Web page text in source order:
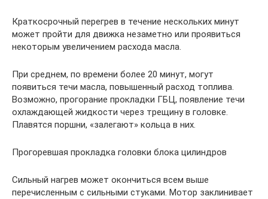
Краткосрочный перегрев в течение нескольких минут
может пройти для движка незаметно или проявиться
некоторым увеличением расхода масла.
При среднем, по времени более 20 минут, могут
появиться течи масла, повышенный расход топлива.
Возможно, прогорание прокладки ГБЦ, появление течи
охлаждающей жидкости через трещину в головке.
Плавятся поршни, «залегают» кольца в них.
Прогоревшая прокладка головки блока цилиндров
Сильный нагрев может окончиться всем выше
перечисленным с сильными стуками. Мотор заклинивает